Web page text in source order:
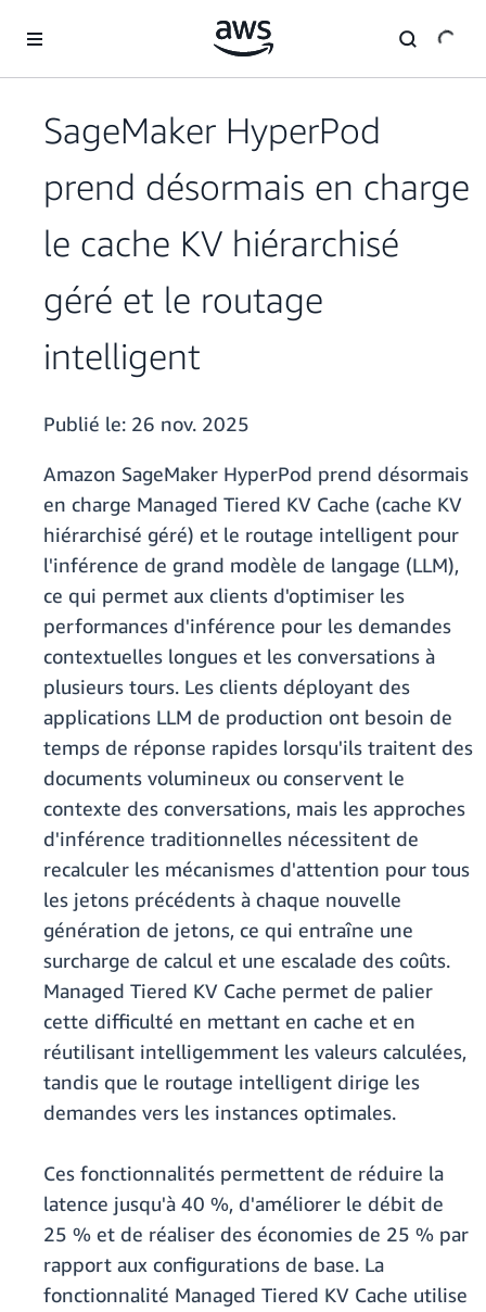
SageMaker HyperPod
prend désormais en charge
le cache KV hiérarchisé
géré et le routage
intelligent
Publié le: 26 nov. 2025
Amazon SageMaker HyperPod prend désormais
en charge Managed Tiered KV Cache (cache KV
hiérarchisé géré) et le routage intelligent pour
l'inférence de grand modèle de langage (LLM),
ce qui permet aux clients d'optimiser les
performances d'inférence pour les demandes
contextuelles longues et les conversations à
plusieurs tours. Les clients déployant des
applications LLM de production ont besoin de
temps de réponse rapides lorsqu'ils traitent des
documents volumineux ou conservent le
contexte des conversations, mais les approches
d'inférence traditionnelles nécessitent de
recalculer les mécanismes d'attention pour tous
les jetons précédents à chaque nouvelle
génération de jetons, ce qui entraîne une
surcharge de calcul et une escalade des coûts.
Managed Tiered KV Cache permet de palier
cette difficulté en mettant en cache et en
réutilisant intelligemment les valeurs calculées,
tandis que le routage intelligent dirige les
demandes vers les instances optimales.
Ces fonctionnalités permettent de réduire la
latence jusqu'à 40 %, d'améliorer le débit de
25 % et de réaliser des économies de 25 % par
rapport aux configurations de base. La
fonctionnalité Managed Tiered KV Cache utilise